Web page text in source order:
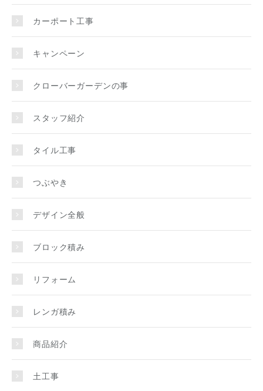
カーポート工事
キャンペーン
クローバーガーデンの事
スタッフ紹介
タイル工事
つぶやき
デザイン全般
ブロック積み
リフォーム
レンガ積み
商品紹介
土工事